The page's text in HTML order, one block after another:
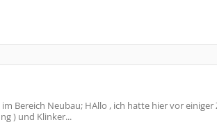
Bereich Neubau; HAllo , ich hatte hier vor
) und Klinker...